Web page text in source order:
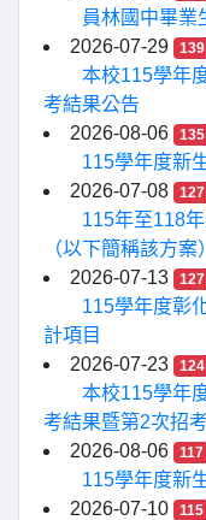
員林國中畢業
2026-07-29
139
本校115學年
考結果公告
2026-08-06
135
115學年度新
2026-07-08
127
115年至118
（以下簡稱該方案
2026-07-13
127
115學年度彰
計項目
2026-07-23
124
本校115學年
考結果暨第2次招
2026-08-06
117
115學年度新
2026-07-10
115